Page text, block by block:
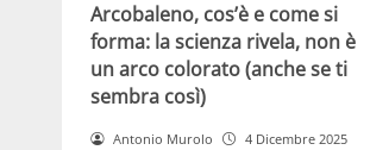
Arcobaleno, cos’è e come si
forma: la scienza rivela, non è
un arco colorato (anche se ti
sembra così)
Antonio Murolo 4 Dicembre 2025